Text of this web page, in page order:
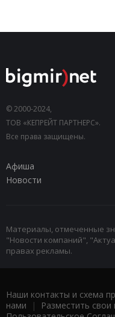
© 2000-2024,
ТОВ «КЕПРЕЙТ ПАРТНЕРС».
Все права защищены.
Афиша
Новости
Материалы, отмеченные
"Новости компаний",
правах рекламы.
Наши контакты и схема
нами | Разместить